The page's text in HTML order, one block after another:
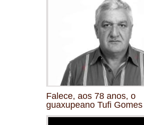
Falece, aos 78 anos, o
guaxupeano Tufi